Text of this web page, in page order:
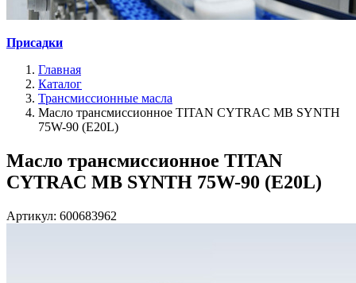
Присадки
Главная
Каталог
Трансмиссионные масла
Масло трансмиссионное TITAN CYTRAC MB SYNTH
75W-90 (E20L)
Масло трансмиссионное TITAN
CYTRAC MB SYNTH 75W-90 (E20L)
Артикул: 600683962